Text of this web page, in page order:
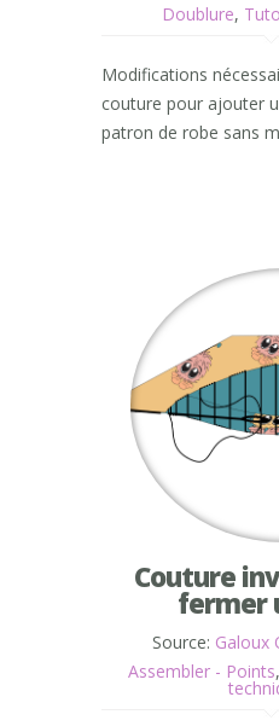
Doublure,
Modifications
couture pour ajouter
patron de robe sans
Couture
fermer
Source: Galoux
Assembler - Points,